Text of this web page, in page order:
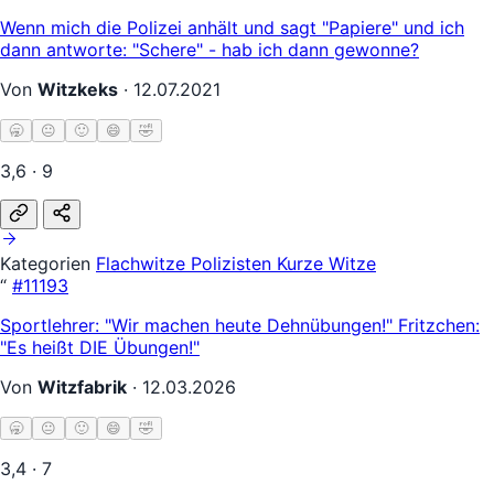
Wenn mich die Polizei anhält und sagt "Papiere" und ich
dann antworte: "Schere" - hab ich dann gewonne?
Von Witzkeks · 12.07.2021
🥱 😐 🙂 😄 🤣
3,6 · 9
Kategorien Flachwitze Polizisten Kurze Witze
“ #11193
Sportlehrer: "Wir machen heute Dehnübungen!" Fritzchen:
"Es heißt DIE Übungen!"
Von Witzfabrik · 12.03.2026
🥱 😐 🙂 😄 🤣
3,4 · 7